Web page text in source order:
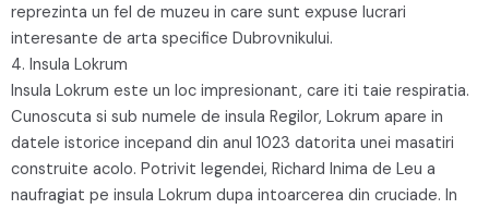
reprezinta un fel de muzeu in care sunt expuse lucrari
interesante de arta specifice Dubrovnikului.
4. Insula Lokrum
Insula Lokrum este un loc impresionant, care iti taie respiratia.
Cunoscuta si sub numele de insula Regilor, Lokrum apare in
datele istorice incepand din anul 1023 datorita unei masatiri
construite acolo. Potrivit legendei, Richard Inima de Leu a
naufragiat pe insula Lokrum dupa intoarcerea din cruciade. In